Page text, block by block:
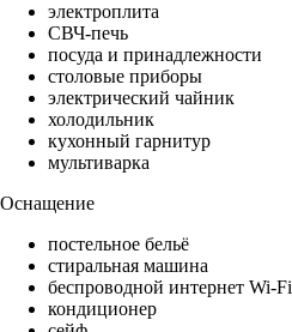
электроплита
СВЧ-печь
посуда и принадлежности
столовые приборы
электрический чайник
холодильник
кухонный гарнитур
мультиварка
Оснащение
постельное бельё
стиральная машина
беспроводной интернет Wi-Fi
кондиционер